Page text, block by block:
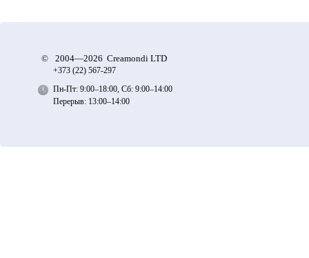
© 2004—2026 Creamondi LTD
+373 (22) 567-297
Пн-Пт: 9:00–18:00, Сб: 9:00–14:00
Перерыв: 13:00–14:00